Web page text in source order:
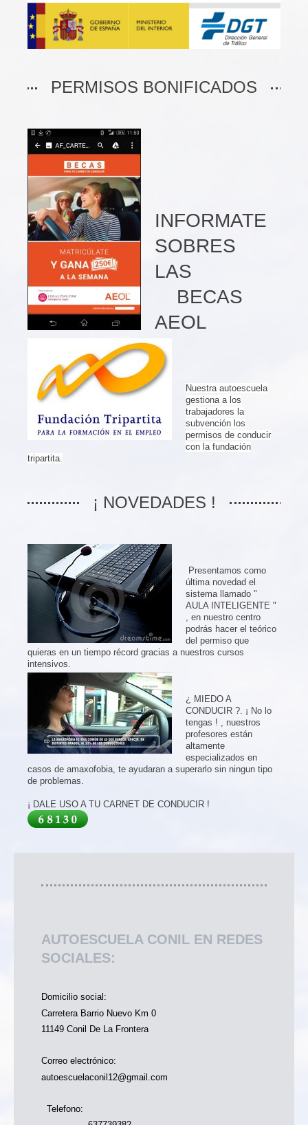
PERMISOS BONIFICADOS
INFORMATE
SOBRES
LAS
BECAS
AEOL
Nuestra autoescuela
gestiona a los
trabajadores la
subvención los
permisos de conducir
con la fundación
tripartita.
¡ NOVEDADES !
Presentamos como
última novedad el
sistema llamado "
AULA INTELIGENTE "
, en nuestro centro
podrás hacer el teórico
del permiso que
quieras en un tiempo récord gracias a nuestros cursos
intensivos.
¿ MIEDO A
CONDUCIR ?. ¡ No lo
tengas ! , nuestros
profesores están
altamente
especializados en
casos de amaxofobia, te ayudaran a superarlo sin ningun tipo
de problemas.
¡ DALE USO A TU CARNET DE CONDUCIR !
AUTOESCUELA CONIL EN REDES
SOCIALES:
Domicilio social:
Carretera Barrio Nuevo Km 0
11149 Conil De La Frontera
Correo electrónico:
autoescuelaconil12@gmail.com
Telefono: